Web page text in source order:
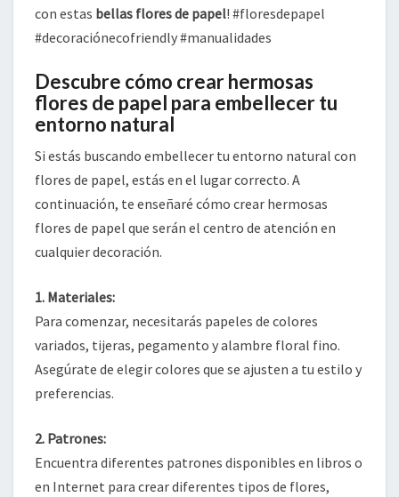
con estas bellas flores de papel! #floresdepapel
#decoraciónecofriendly #manualidades
Descubre cómo crear hermosas
flores de papel para embellecer tu
entorno natural
Si estás buscando embellecer tu entorno natural con
flores de papel, estás en el lugar correcto. A
continuación, te enseñaré cómo crear hermosas
flores de papel que serán el centro de atención en
cualquier decoración.
1. Materiales:
Para comenzar, necesitarás papeles de colores
variados, tijeras, pegamento y alambre floral fino.
Asegúrate de elegir colores que se ajusten a tu estilo y
preferencias.
2. Patrones:
Encuentra diferentes patrones disponibles en libros o
en Internet para crear diferentes tipos de flores,